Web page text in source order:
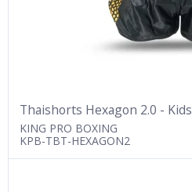
Thaishorts Hexagon 2.0 - Kids
KING PRO BOXING
KPB-TBT-HEXAGON2